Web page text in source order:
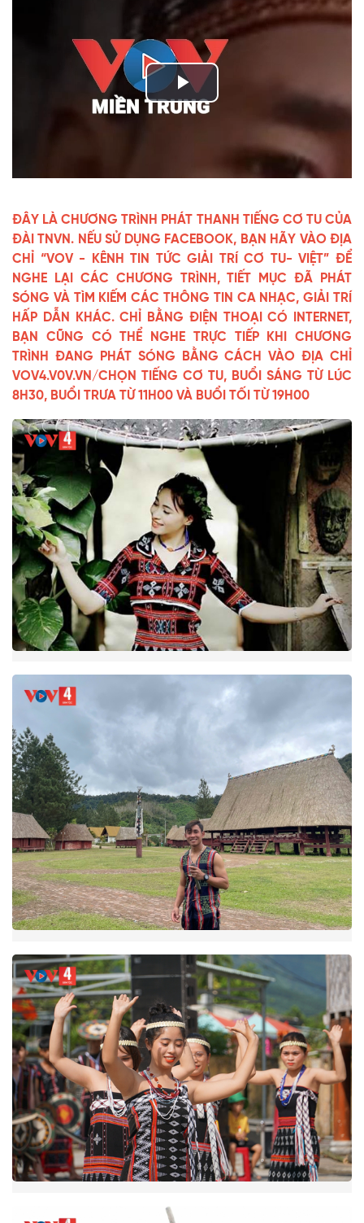
Play
ĐÂY LÀ CHƯƠNG TRÌNH PHÁT THANH TIẾNG CƠ TU CỦA
ĐÀI TNVN. NẾU SỬ DỤNG FACEBOOK, BẠN HÃY VÀO ĐỊA
CHỈ “VOV - KÊNH TIN TỨC GIẢI TRÍ CƠ TU- VIỆT” ĐỂ
NGHE LẠI CÁC CHƯƠNG TRÌNH, TIẾT MỤC ĐÃ PHÁT
SÓNG VÀ TÌM KIẾM CÁC THÔNG TIN CA NHẠC, GIẢI TRÍ
HẤP DẪN KHÁC. CHỈ BẰNG ĐIỆN THOẠI CÓ INTERNET,
BẠN CŨNG CÓ THỂ NGHE TRỰC TIẾP KHI CHƯƠNG
TRÌNH ĐANG PHÁT SÓNG BẰNG CÁCH VÀO ĐỊA CHỈ
VOV4.V0V.VN/CHỌN TIẾNG CƠ TU, BUỔI SÁNG TỪ LÚC
8H30, BUỔI TRƯA TỪ 11H00 VÀ BUỔI TỐI TỪ 19H00